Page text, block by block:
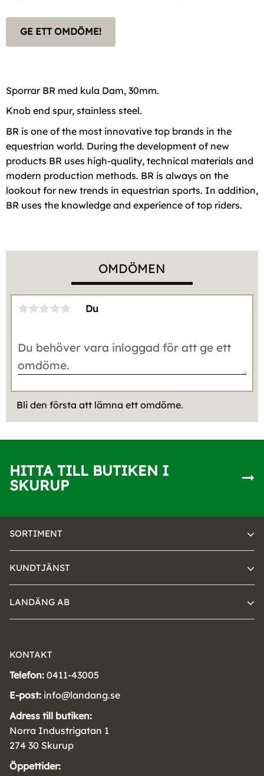
GE ETT OMDÖME!
Sporrar BR med kula Dam, 30mm.
Knob end spur, stainless steel.
BR is one of the most innovative top brands in the
equestrian world. During the development of new
products BR uses high-quality, technical materials and
modern production methods. BR is always on the
lookout for new trends in equestrian sports. In addition,
BR uses the knowledge and experience of top riders.
OMDÖMEN
Du
Bli den första att lämna ett omdöme.
HITTA TILL BUTIKEN I
SKURUP
SORTIMENT
KUNDTJÄNST
LANDÄNG AB
KONTAKT
Telefon: 0411-43005
E-post: info@landang.se
Adress till butiken:
Norra Industrigatan 1
274 30 Skurup
Öppettider: